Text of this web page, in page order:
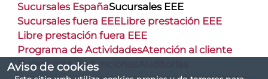
Aviso de cookies
Sucursales EspañaSucursales EEE
Sucursales fuera EEELibre prestación EEE
Libre prestación fuera EEE
Programa de ActividadesAtención al cliente
Delegación de funciones